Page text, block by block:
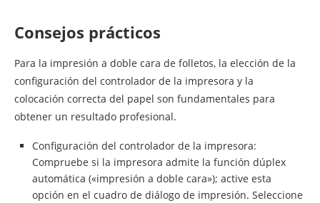
Consejos prácticos
Para la impresión a doble cara de folletos, la elección de la
configuración del controlador de la impresora y la
colocación correcta del papel son fundamentales para
obtener un resultado profesional.
Configuración del controlador de la impresora:
Compruebe si la impresora admite la función dúplex
automática («impresión a doble cara»); active esta
opción en el cuadro de diálogo de impresión. Seleccione